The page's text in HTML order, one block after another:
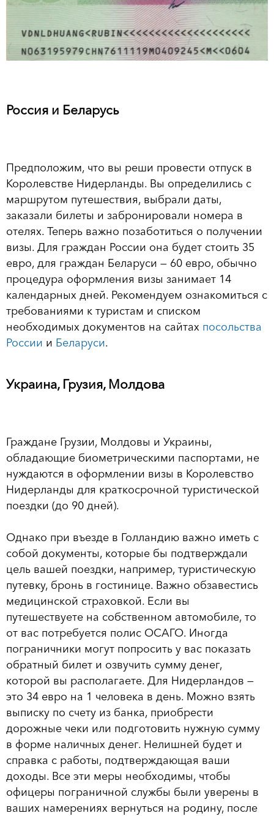
Россия и Беларусь
Предположим, что вы реши провести отпуск в
Королевстве Нидерланды. Вы определились с
маршрутом путешествия, выбрали даты,
заказали билеты и забронировали номера в
отелях. Теперь важно позаботиться о получении
визы. Для граждан России она будет стоить 35
евро, для граждан Беларуси — 60 евро, обычно
процедура оформления визы занимает 14
календарных дней. Рекомендуем ознакомиться с
требованиями к туристам и списком
необходимых документов на сайтах посольства
России и Беларуси.
Украина, Грузия, Молдова
Граждане Грузии, Молдовы и Украины,
обладающие биометрическими паспортами, не
нуждаются в оформлении визы в Королевство
Нидерланды для краткосрочной туристической
поездки (до 90 дней).
Однако при въезде в Голландию важно иметь с
собой документы, которые бы подтверждали
цель вашей поездки, например, туристическую
путевку, бронь в гостинице. Важно обзавестись
медицинской страховкой. Если вы
путешествуете на собственном автомобиле, то
от вас потребуется полис ОСАГО. Иногда
пограничники могут попросить у вас показать
обратный билет и озвучить сумму денег,
которой вы располагаете. Для Нидерландов —
это 34 евро на 1 человека в день. Можно взять
выписку по счету из банка, приобрести
дорожные чеки или подготовить нужную сумму
в форме наличных денег. Нелишней будет и
справка с работы, подтверждающая ваши
доходы. Все эти меры необходимы, чтобы
офицеры пограничной службы были уверены в
ваших намерениях вернуться на родину, после